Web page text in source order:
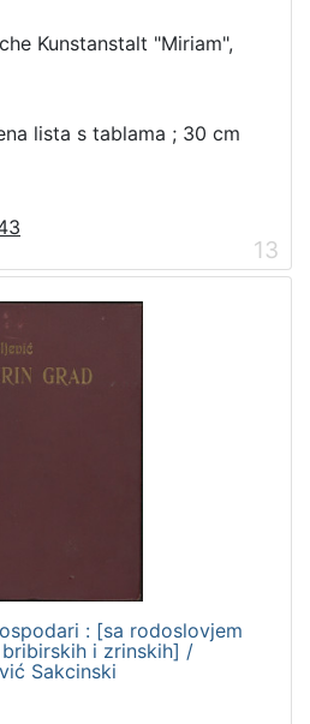
Kunstanstalt "Miriam",
lista s tablama ; 30 cm
13
: [sa rodoslovjem
i zrinskih] /
Sakcinski